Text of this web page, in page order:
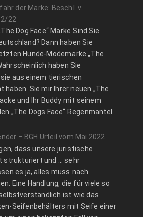
der Marke: Beschl. v.
22
Dog Face“ Marke Sind Sie
Dann haben Sie
Hunde-Modemarke „The
haben Sie
aus einem tierischen
haben. Sie mir Ihrer neuen „The
und Ihr Buddy mit seinem
„The Dogs Face“ Regenmantel.
– BGH Urteil vom Mai 2022
dass unsere juristische
strukturiert und … sehr
es ja, alles muss nach
Eine Handlung, die für viele so
ist wie das
Seifenbehälters mit Seife einer